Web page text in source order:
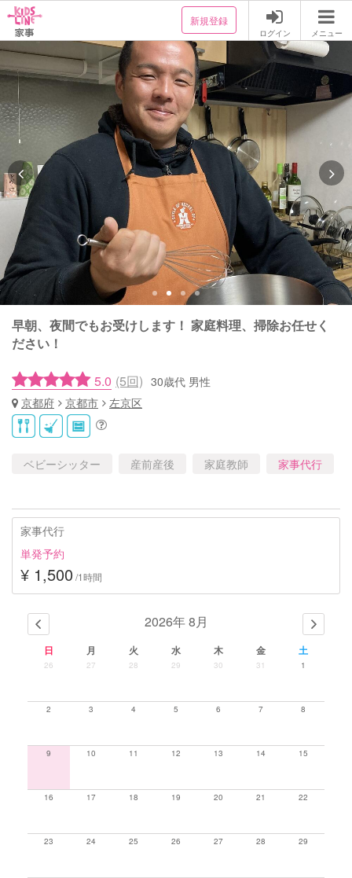
新規登録
ログイン メニュー
早朝、夜間でもお受けします！ 家庭料理、掃除お任せく
ださい！
5.0 (5回) 30歳代 男性
京都府
京都市 左京区
ベビーシッター 産前産後 家庭教師 家事代行
家事代行
単発予約
¥ 1,500 /1時間
2026年 8月
日 月 火 水 木 金 土
26 27 28 29 30 31 1
2 3 4 5 6 7 8
9 10 11 12 13 14 15
16 17 18 19 20 21 22
23 24 25 26 27 28 29